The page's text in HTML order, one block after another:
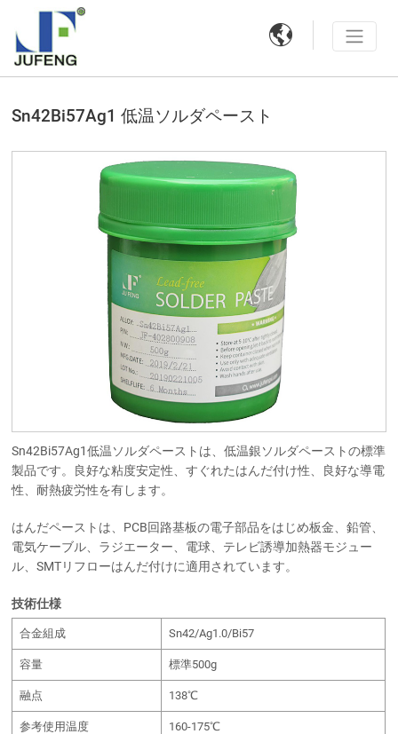

Sn42Bi57Ag1 低温ソルダペースト
Sn42Bi57Ag1低温ソルダペーストは、低温銀ソルダペーストの標準
製品です。良好な粘度安定性、すぐれたはんだ付け性、良好な導電
性、耐熱疲労性を有します。
はんだペーストは、PCB回路基板の電子部品をはじめ板金、鉛管、
電気ケーブル、ラジエーター、電球、テレビ誘導加熱器モジュー
ル、SMTリフローはんだ付けに適用されています。
技術仕様
合金組成 Sn42/Ag1.0/Bi57
容量 標準500g
融点 138℃
参考使用温度 160-175℃